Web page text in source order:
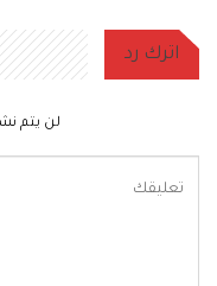
اترك رد
لن يتم